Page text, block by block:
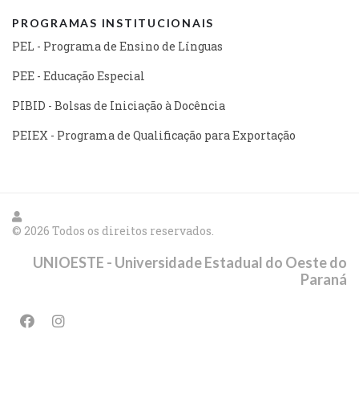
PROGRAMAS INSTITUCIONAIS
PEL - Programa de Ensino de Línguas
PEE - Educação Especial
PIBID - Bolsas de Iniciação à Docência
PEIEX - Programa de Qualificação para Exportação
© 2026 Todos os direitos reservados.
UNIOESTE - Universidade Estadual do Oeste do
Paraná